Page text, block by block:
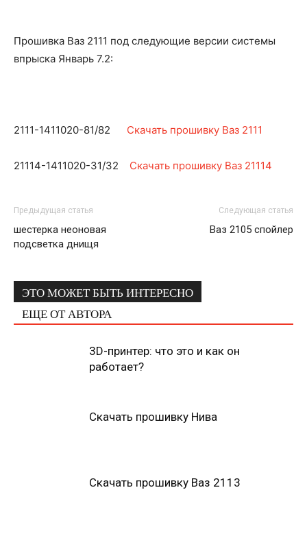
Прошивка Ваз 2111 под следующие версии системы
впрыска Январь 7.2:
2111-1411020-81/82 Скачать прошивку Ваз 2111
21114-1411020-31/32 Скачать прошивку Ваз 21114
Предыдущая статья
шестерка неоновая
подсветка днищя
Следующая статья
Ваз 2105 спойлер
ЭТО МОЖЕТ БЫТЬ ИНТЕРЕСНО
ЕЩЕ ОТ АВТОРА
3D-принтер: что это и как он
работает?
Скачать прошивку Нива
Скачать прошивку Ваз 2113